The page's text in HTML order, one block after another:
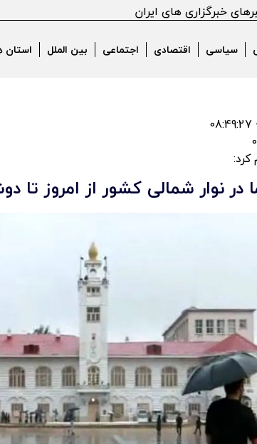
خبرگزاری های ایران
سیاسی اقتصادی اجتماعی بین الملل استان
نوار شمالی کشور از امروز تا